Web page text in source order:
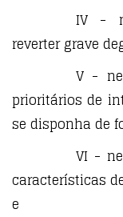
IV -
reverter grave
V -
prioritários de
se disponha de
VI -
características
e